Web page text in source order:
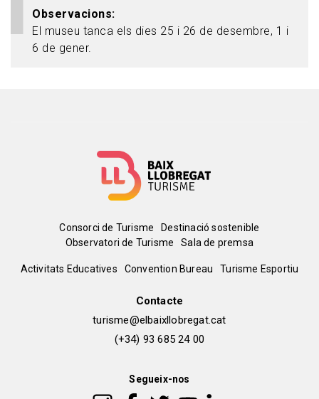
Observacions
El museu tanca els dies 25 i 26 de desembre, 1 i
6 de gener.
Menú
del
Consorci de Turisme
Destinació sostenible
Observatori de Turisme
Sala de premsa
Peu
Activitats Educatives Convention Bureau Turisme Esportiu
Contacte
turisme@elbaixllobregat.cat
(+34) 93 685 24 00
Segueix-nos